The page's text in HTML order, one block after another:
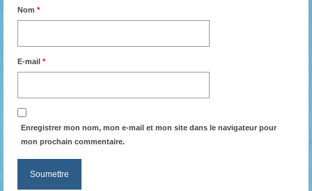
Nom *
E-mail *
Enregistrer mon nom, mon e-mail et mon site dans le navigateur pour
mon prochain commentaire.